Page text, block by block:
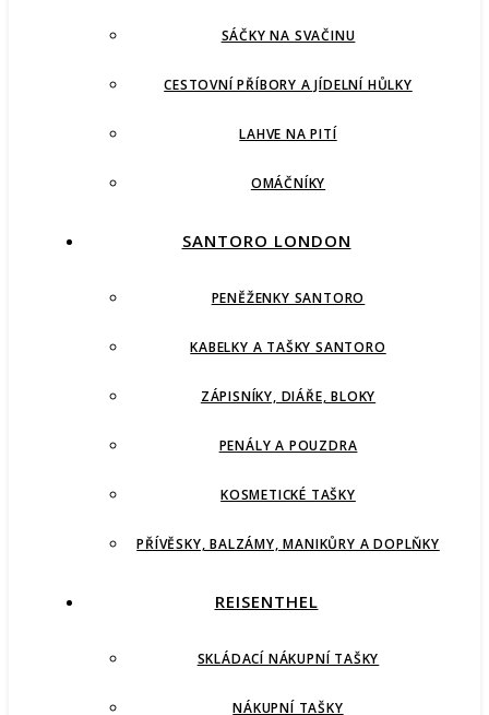
SÁČKY NA SVAČINU
CESTOVNÍ PŘÍBORY A JÍDELNÍ HŮLKY
LAHVE NA PITÍ
OMÁČNÍKY
SANTORO LONDON
PENĚŽENKY SANTORO
KABELKY A TAŠKY SANTORO
ZÁPISNÍKY, DIÁŘE, BLOKY
PENÁLY A POUZDRA
KOSMETICKÉ TAŠKY
PŘÍVĚSKY, BALZÁMY, MANIKŮRY A DOPLŇKY
REISENTHEL
SKLÁDACÍ NÁKUPNÍ TAŠKY
NÁKUPNÍ TAŠKY